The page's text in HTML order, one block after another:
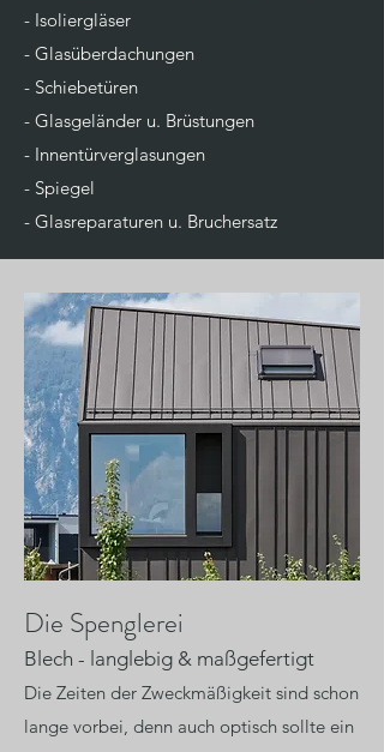
- Isoliergläser
- Glasüberdachungen
- Schiebetüren
- Glasgeländer u. Brüstungen
- Innentürverglasungen
- Spiegel
- Glasreparaturen u. Bruchersatz
Die Spenglerei
Blech - langlebig & maßgefertigt
Die Zeiten der Zweckmäßigkeit sind schon
lange vorbei, denn auch optisch sollte ein